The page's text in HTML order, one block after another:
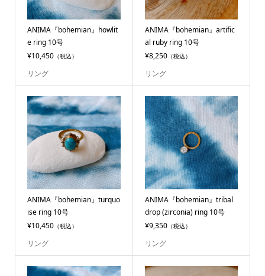
ANIMA『bohemian』howlit
e ring 10号
¥10,450（税込）
リング
ANIMA『bohemian』artific
al ruby ring 10号
¥8,250（税込）
リング
ANIMA『bohemian』turquo
ise ring 10号
¥10,450（税込）
リング
ANIMA『bohemian』tribal
drop (zirconia) ring 10号
¥9,350（税込）
リング